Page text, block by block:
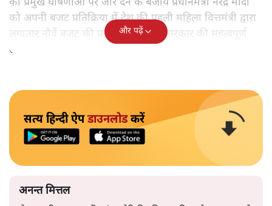
की प्रमुख घोषणाओं पर जोर देने के बजाय प्रधानमंत्री नरेंद्र मोदी
को अपनी बजट प्रतिक्रिया में देश की पहली महिला वित्तमंत्री द्वारा
लगातार नौवें बजट की प्रस्तुति को अपनी सरकार की महत्वपूर्ण
उपलब्धि बताने पर मजबूर होना पड़ा।
और पढ़ें
सत्य हिन्दी ऐपडाउनलोडकरें
अनन्त मित्तल